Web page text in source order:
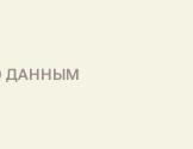
ДАННЫМ